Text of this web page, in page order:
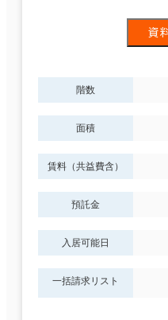
資
階数
面積
賃料（共益費含）
預託金
入居可能日
一括請求リスト